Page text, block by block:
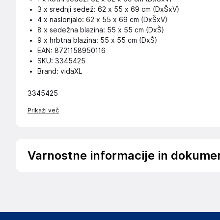
3 x srednji sedež: 62 x 55 x 69 cm (DxŠxV)
4 x naslonjalo: 62 x 55 x 69 cm (DxŠxV)
8 x sedežna blazina: 55 x 55 cm (DxŠ)
9 x hrbtna blazina: 55 x 55 cm (DxŠ)
EAN: 8721158950116
SKU: 3345425
Brand: vidaXL
3345425
Prikaži več
Varnostne informacije in